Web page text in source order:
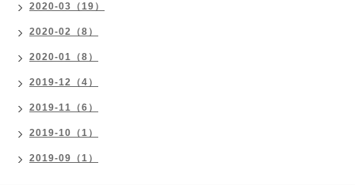
2020-03（19）
2020-02（8）
2020-01（8）
2019-12（4）
2019-11（6）
2019-10（1）
2019-09（1）